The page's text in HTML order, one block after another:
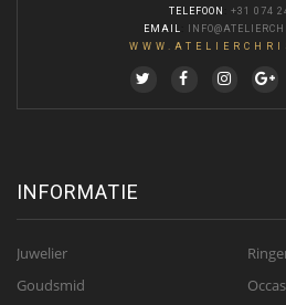
TELEFOON
+31 074
EMAIL
INFORMATIE
Juwelier
Goudsmid